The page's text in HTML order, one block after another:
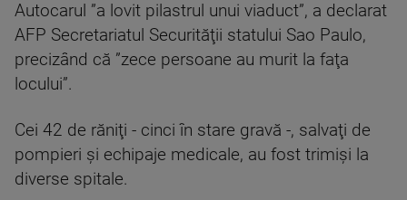
Autocarul ”a lovit pilastrul unui viaduct”, a declarat
AFP Secretariatul Securităţii statului Sao Paulo,
precizând că ”zece persoane au murit la faţa
locului”.
Cei 42 de răniţi - cinci în stare gravă -, salvaţi de
pompieri şi echipaje medicale, au fost trimişi la
diverse spitale.